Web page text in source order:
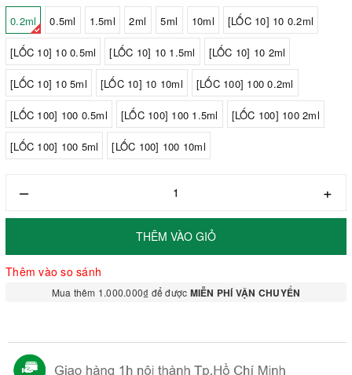
0.2ml 0.5ml 1.5ml 2ml 5ml 10ml [LỐC 10] 10 0.2ml
[LỐC 10] 10 0.5ml [LỐC 10] 10 1.5ml [LỐC 10] 10 2ml
[LỐC 10] 10 5ml [LỐC 10] 10 10ml [LỐC 100] 100 0.2ml
[LỐC 100] 100 0.5ml [LỐC 100] 100 1.5ml [LỐC 100] 100 2ml
[LỐC 100] 100 5ml [LỐC 100] 100 10ml
– +
THÊM VÀO GIỎ
Thêm vào so sánh
Mua thêm 1.000.000₫ để được MIỄN PHÍ VẬN CHUYỂN